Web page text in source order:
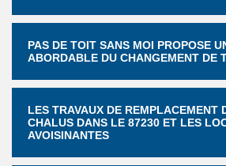
PAS DE TOIT SANS MOI PROPOSE
ABORDABLE DU CHANGEMENT DE
LES TRAVAUX DE REMPLACEMENT
CHALUS DANS LE 87230 ET LES
AVOISINANTES